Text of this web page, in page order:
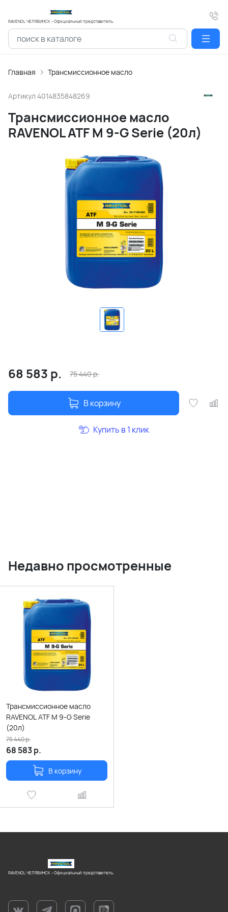
RAVENOL ЧЕЛЯБИНСК - Официальный представитель.
Главная Трансмиссионное масло
Артикул 4014835848269
Трансмиссионное масло
RAVENOL ATF M 9-G Serie (20л)
68 583 р. 75 440р.
В корзину
Купить в 1 клик
Недавно просмотренные
Трансмиссионное масло
RAVENOL ATF M 9-G Serie
(20л)
68 583р.
75 440р.
В корзину
RAVENOL ЧЕЛЯБИНСК - Официальный представитель.